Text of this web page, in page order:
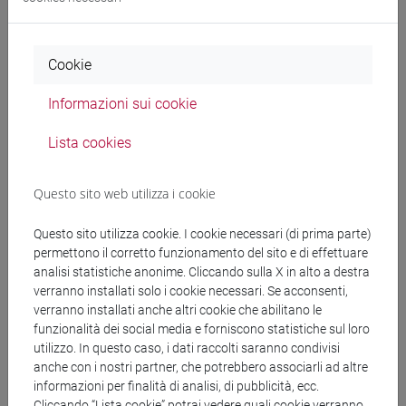
6 incontri (corrispondenti a 15 ore accademiche). Gli incontri
ciascuna microcredenziale.
iscrizione e lafrequenza
sarà aperta fino al 10 ottobre 2025, ore 12.00
minimo di 12 partecipanti e massimo di 30 partecipanti.
È possibilecancellare la propria iscrizione , fino alla data di
chiusura, attraverso il medesimo link usato per iscriversi.
Compila il modulo di iscrizione
Cookie
Informazioni sui cookie
Lista cookies
Questo sito web utilizza i cookie
Questo sito utilizza cookie. I cookie necessari (di prima parte)
permettono il corretto funzionamento del sito e di effettuare
analisi statistiche anonime. Cliccando sulla X in alto a destra
verranno installati solo i cookie necessari. Se acconsenti,
verranno installati anche altri cookie che abilitano le
funzionalità dei social media e forniscono statistiche sul loro
utilizzo. In questo caso, i dati raccolti saranno condivisi
anche con i nostri partner, che potrebbero associarli ad altre
informazioni per finalità di analisi, di pubblicità, ecc.